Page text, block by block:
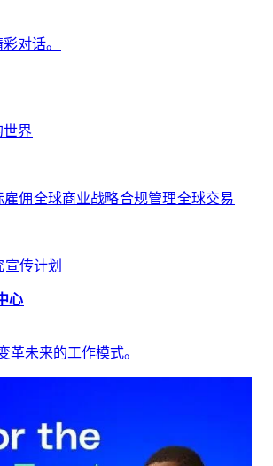
对话。​​
世界​​
雇佣​​全球商业战略​​合规管理​​全球交易​​
宣传计划​​
心​​
革未来的工作模式。​​